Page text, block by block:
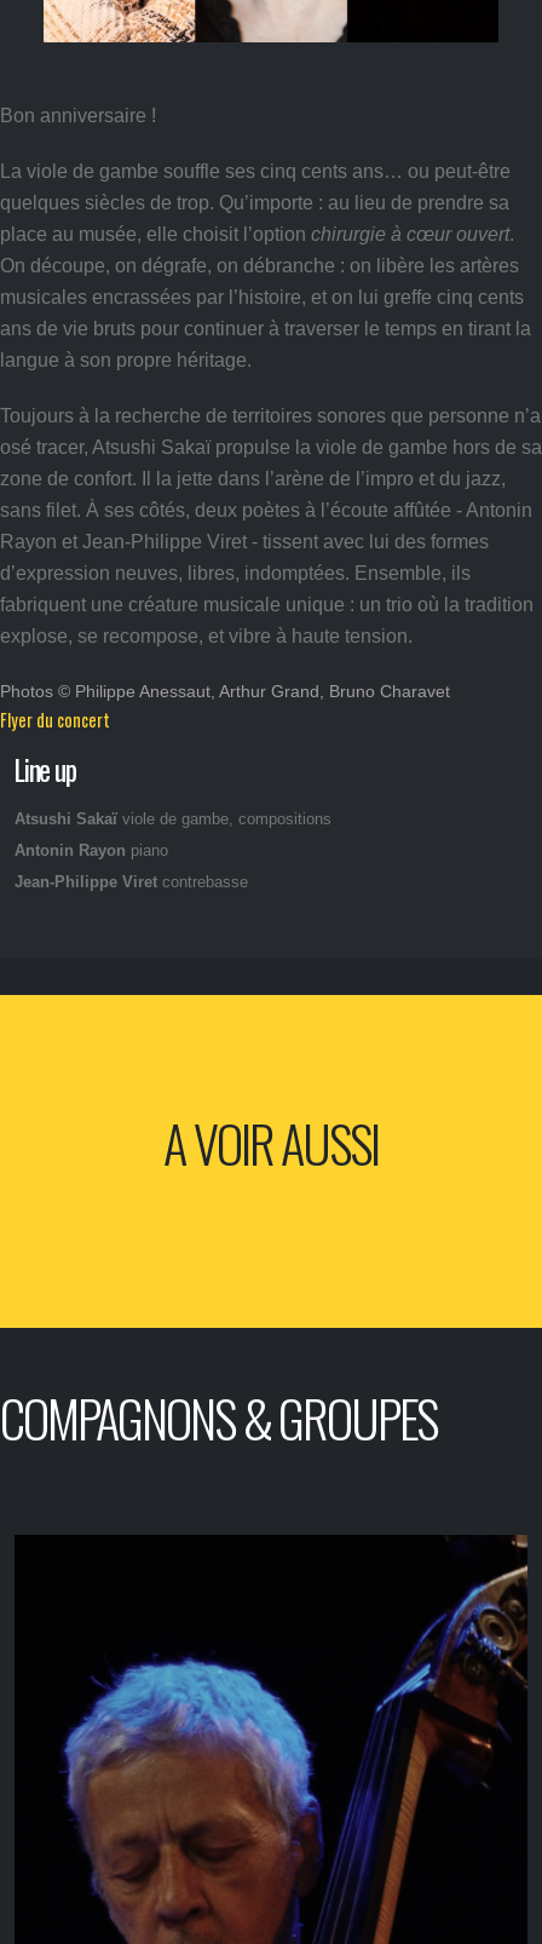
Bon anniversaire !
La viole de gambe souffle ses cinq cents ans… ou peut-être
quelques siècles de trop. Qu’importe : au lieu de prendre sa
place au musée, elle choisit l’option chirurgie à cœur ouvert.
On découpe, on dégrafe, on débranche : on libère les artères
musicales encrassées par l’histoire, et on lui greffe cinq cents
ans de vie bruts pour continuer à traverser le temps en tirant la
langue à son propre héritage.
Toujours à la recherche de territoires sonores que personne n’a
osé tracer, Atsushi Sakaï propulse la viole de gambe hors de sa
zone de confort. Il la jette dans l’arène de l’impro et du jazz,
sans filet. À ses côtés, deux poètes à l’écoute affûtée - Antonin
Rayon et Jean-Philippe Viret - tissent avec lui des formes
d’expression neuves, libres, indomptées. Ensemble, ils
fabriquent une créature musicale unique : un trio où la tradition
explose, se recompose, et vibre à haute tension.
Photos © Philippe Anessaut, Arthur Grand, Bruno Charavet
Flyer du concert
Line up
Atsushi Sakaï viole de gambe, compositions
Antonin Rayon piano
Jean-Philippe Viret contrebasse
A VOIR AUSSI
COMPAGNONS & GROUPES